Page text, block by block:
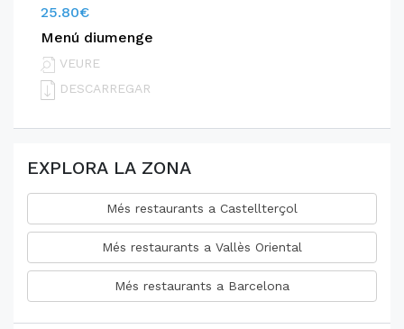
25.80€
Menú diumenge
VEURE
DESCARREGAR
EXPLORA LA ZONA
Més restaurants a Castellterçol
Més restaurants a Vallès Oriental
Més restaurants a Barcelona